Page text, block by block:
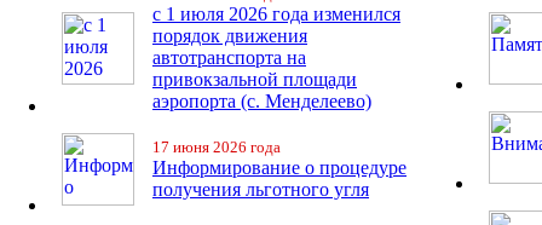
с 1 июля 2026 года изменился
порядок движения
автотранспорта на
привокзальной площади
аэропорта (с. Менделеево)
17 июня 2026 года
Информирование о процедуре
получения льготного угля